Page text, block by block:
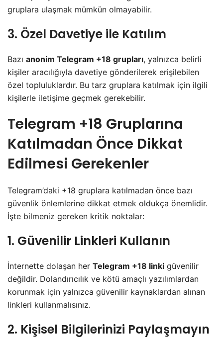
gruplara ulaşmak mümkün olmayabilir.
3. Özel Davetiye ile Katılım
Bazı anonim Telegram +18 grupları, yalnızca belirli
kişiler aracılığıyla davetiye gönderilerek erişilebilen
özel topluluklardır. Bu tarz gruplara katılmak için ilgili
kişilerle iletişime geçmek gerekebilir.
Telegram +18 Gruplarına
Katılmadan Önce Dikkat
Edilmesi Gerekenler
Telegram’daki +18 gruplara katılmadan önce bazı
güvenlik önlemlerine dikkat etmek oldukça önemlidir.
İşte bilmeniz gereken kritik noktalar:
1. Güvenilir Linkleri Kullanın
İnternette dolaşan her Telegram +18 linki güvenilir
değildir. Dolandırıcılık ve kötü amaçlı yazılımlardan
korunmak için yalnızca güvenilir kaynaklardan alınan
linkleri kullanmalısınız.
2. Kişisel Bilgilerinizi Paylaşmayın